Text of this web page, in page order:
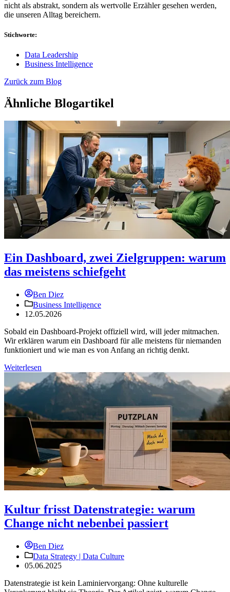
nicht als abstrakt, sondern als wertvolle Erzähler gesehen werden,
die unseren Alltag bereichern.
Stichworte:
Data Leadership
Business Intelligence
Zurück zum Blog
Ähnliche Blogartikel
Ein Dashboard, zwei Zielgruppen: warum
das meistens schiefgeht
Ben Diez
Business Intelligence
12.05.2026
Sobald ein Dashboard-Projekt offiziell wird, will jeder mitmachen.
Wir erklären warum ein Dashboard für alle meistens für niemanden
funktioniert und wie man es von Anfang an richtig denkt.
Weiterlesen
Kultur frisst Datenstrategie: warum
Change nicht nebenbei passiert
Ben Diez
Data Strategy | Data Culture
05.06.2025
Datenstrategie ist kein Laminiervorgang: Ohne kulturelle